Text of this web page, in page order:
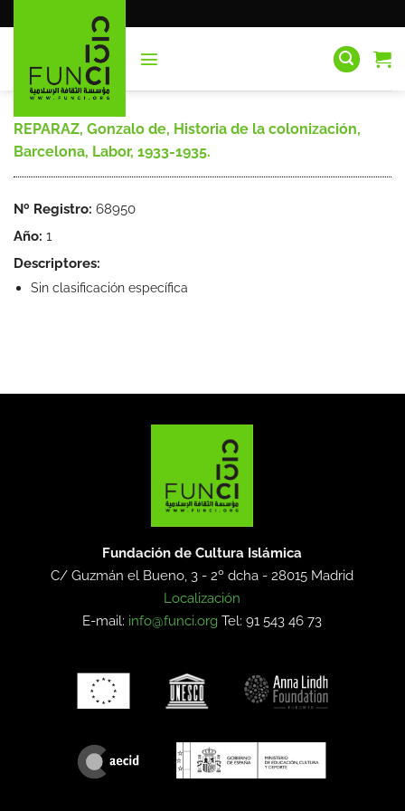
al
REPARAZ, Gonzalo de, Historia de la colonización,
Barcelona, Labor, 1933-1935.
Nº Registro: 68950
Año: 1
Descriptores:
Sin clasificación específica
Fundación de Cultura Islámica
C/ Guzmán el Bueno, 3 - 2º dcha -28015 Madrid
Localización
E-mail: info@funci.org Tel: 91 543 46 73